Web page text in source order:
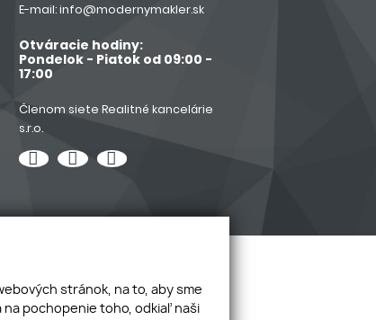
E-mail:info@modernymakler.sk
Otváracie hodiny:
Pondelok - Piatok od 09:00 -
17:00
Členom siete Realitné kancelárie
s.r.o.
stránok, na to, aby sme
na pochopenie toho, odkiaľ naši